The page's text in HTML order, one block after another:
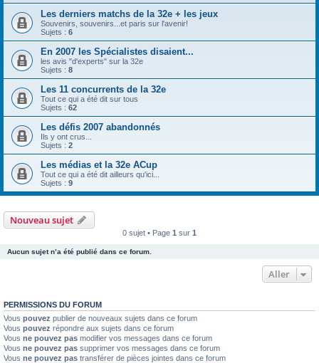
Les derniers matchs de la 32e + les jeux
Souvenirs, souvenirs...et paris sur l'avenir!
Sujets : 6
En 2007 les Spécialistes disaient...
les avis "d'experts" sur la 32e
Sujets : 8
Les 11 concurrents de la 32e
Tout ce qui a été dit sur tous
Sujets : 62
Les défis 2007 abandonnés
Ils y ont crus...
Sujets : 2
Les médias et la 32e ACup
Tout ce qui a été dit ailleurs qu'ici...
Sujets : 9
Nouveau sujet
0 sujet • Page 1 sur 1
Aucun sujet n’a été publié dans ce forum.
Aller
PERMISSIONS DU FORUM
Vous pouvez publier de nouveaux sujets dans ce forum
Vous pouvez répondre aux sujets dans ce forum
Vous ne pouvez pas modifier vos messages dans ce forum
Vous ne pouvez pas supprimer vos messages dans ce forum
Vous ne pouvez pas transférer de pièces jointes dans ce forum